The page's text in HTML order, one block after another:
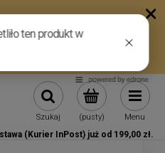
(pusty)
Szukaj Menu
(Kurier InPost) już od 199,00 zł.